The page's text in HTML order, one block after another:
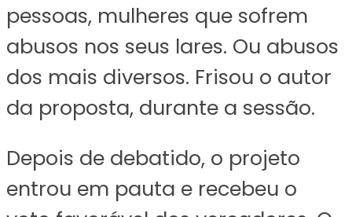
pessoas, mulheres que sofrem
abusos nos seus lares. Ou abusos
dos mais diversos. Frisou o autor
da proposta, durante a sessão.
Depois de debatido, o projeto
entrou em pauta e recebeu o